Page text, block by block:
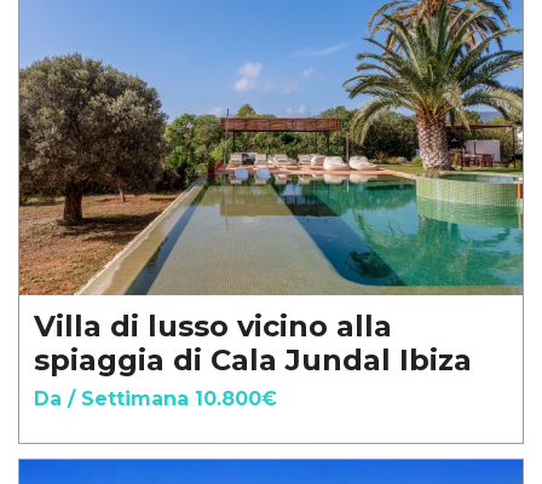
Villa di lusso vicino alla
spiaggia di Cala Jundal Ibiza
Da / Settimana 10.800€